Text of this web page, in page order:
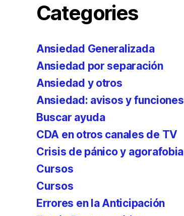
Categories
Ansiedad Generalizada
Ansiedad por separación
Ansiedad y otros
Ansiedad: avisos y funciones
Buscar ayuda
CDA en otros canales de TV
Crisis de pánico y agorafobia
Cursos
Cursos
Errores en la Anticipación